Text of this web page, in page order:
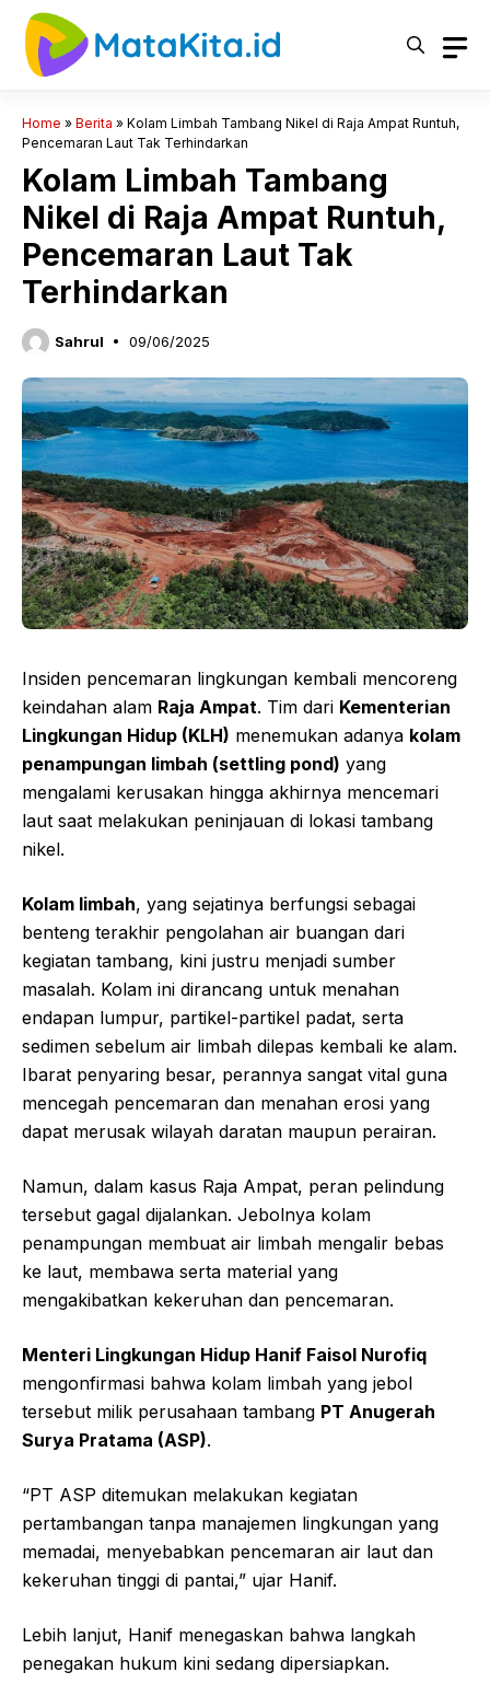
Langsung
Home » Berita » Kolam Limbah Tambang Nikel di Raja Ampat Runtuh,
Pencemaran Laut Tak Terhindarkan
Kolam Limbah Tambang
Nikel di Raja Ampat Runtuh,
Pencemaran Laut Tak
Terhindarkan
Sahrul 09/06/2025
Insiden pencemaran lingkungan kembali mencoreng
keindahan alam Raja Ampat. Tim dari Kementerian
Lingkungan Hidup (KLH) menemukan adanya kolam
penampungan limbah (settling pond) yang
mengalami kerusakan hingga akhirnya mencemari
laut saat melakukan peninjauan di lokasi tambang
nikel.
Kolam limbah, yang sejatinya berfungsi sebagai
benteng terakhir pengolahan air buangan dari
kegiatan tambang, kini justru menjadi sumber
masalah. Kolam ini dirancang untuk menahan
endapan lumpur, partikel-partikel padat, serta
sedimen sebelum air limbah dilepas kembali ke alam.
Ibarat penyaring besar, perannya sangat vital guna
mencegah pencemaran dan menahan erosi yang
dapat merusak wilayah daratan maupun perairan.
Namun, dalam kasus Raja Ampat, peran pelindung
tersebut gagal dijalankan. Jebolnya kolam
penampungan membuat air limbah mengalir bebas
ke laut, membawa serta material yang
mengakibatkan kekeruhan dan pencemaran.
Menteri Lingkungan Hidup Hanif Faisol Nurofiq
mengonfirmasi bahwa kolam limbah yang jebol
tersebut milik perusahaan tambang PT Anugerah
Surya Pratama (ASP).
“PT ASP ditemukan melakukan kegiatan
pertambangan tanpa manajemen lingkungan yang
memadai, menyebabkan pencemaran air laut dan
kekeruhan tinggi di pantai,” ujar Hanif.
Lebih lanjut, Hanif menegaskan bahwa langkah
penegakan hukum kini sedang dipersiapkan.